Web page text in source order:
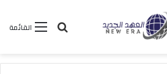
القائمة بحث